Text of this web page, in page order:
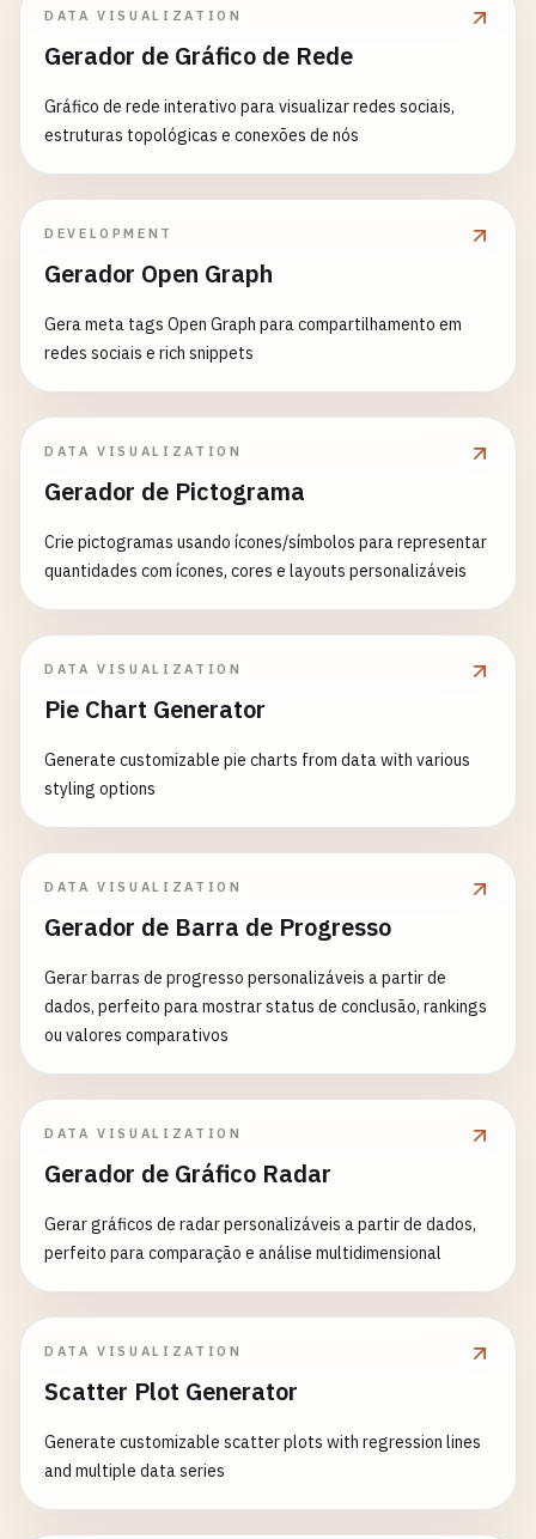
DATA VISUALIZATION
Gerador de Gráfico de Rede
Gráfico de rede interativo para visualizar redes sociais,
estruturas topológicas e conexões de nós
DEVELOPMENT
Gerador Open Graph
Gera meta tags Open Graph para compartilhamento em
redes sociais e rich snippets
DATA VISUALIZATION
Gerador de Pictograma
Crie pictogramas usando ícones/símbolos para representar
quantidades com ícones, cores e layouts personalizáveis
DATA VISUALIZATION
Pie Chart Generator
Generate customizable pie charts from data with various
styling options
DATA VISUALIZATION
Gerador de Barra de Progresso
Gerar barras de progresso personalizáveis a partir de
dados, perfeito para mostrar status de conclusão, rankings
ou valores comparativos
DATA VISUALIZATION
Gerador de Gráfico Radar
Gerar gráficos de radar personalizáveis a partir de dados,
perfeito para comparação e análise multidimensional
DATA VISUALIZATION
Scatter Plot Generator
Generate customizable scatter plots with regression lines
and multiple data series